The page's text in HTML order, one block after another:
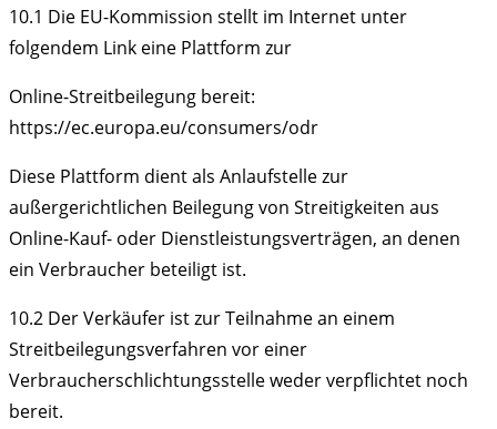
10.1 Die EU-Kommission stellt im Internet unter
folgendem Link eine Plattform zur
Online-Streitbeilegung bereit:
https://ec.europa.eu/consumers/odr
Diese Plattform dient als Anlaufstelle zur
außergerichtlichen Beilegung von Streitigkeiten aus
Online-Kauf- oder Dienstleistungsverträgen, an denen
ein Verbraucher beteiligt ist.
10.2 Der Verkäufer ist zur Teilnahme an einem
Streitbeilegungsverfahren vor einer
Verbraucherschlichtungsstelle weder verpflichtet noch
bereit.